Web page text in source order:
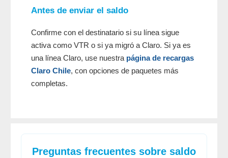
Antes de enviar el saldo
Confirme con el destinatario si su línea sigue
activa como VTR o si ya migró a Claro. Si ya es
una línea Claro, use nuestra página de recargas
Claro Chile, con opciones de paquetes más
completas.
Preguntas frecuentes sobre saldo